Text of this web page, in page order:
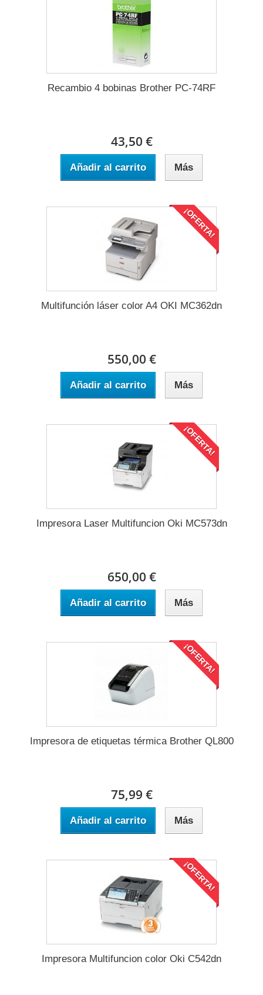
Recambio 4 bobinas Brother PC-74RF
43,50 €
Añadir al carrito Más
¡OFERTA!
Multifunción láser color A4 OKI MC362dn
550,00 €
Añadir al carrito Más
¡OFERTA!
Impresora Laser Multifuncion Oki MC573dn
650,00 €
Añadir al carrito Más
¡OFERTA!
Impresora de etiquetas térmica Brother QL800
75,99 €
Añadir al carrito Más
¡OFERTA!
Impresora Multifuncion color Oki C542dn